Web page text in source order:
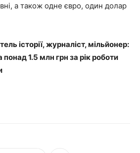
а також одне євро, один долар
історії, журналіст, мільйонер:
1.5 млн грн за рік роботи